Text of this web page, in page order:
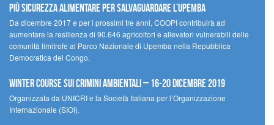
Più sicurezza alimentare per salvaguardare l’Upemba
Da dicembre 2017 e per i prossimi tre anni, COOPI contribuirà ad
aumentare la resilienza di 90.646 agricoltori e allevatori vulnerabili delle
comunità limitrofe al Parco Nazionale di Upemba nella Repubblica
Democratica del Congo.
Winter Course sui Crimini Ambientali – 16-20 Dicembre 2019
Organizzata da UNICRI e la Società Italiana per l’Organizzazione
Internazionale (SIOI).